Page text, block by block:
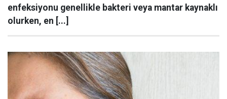
enfeksiyonu genellikle bakteri veya mantar kaynaklı
olurken, en [...]